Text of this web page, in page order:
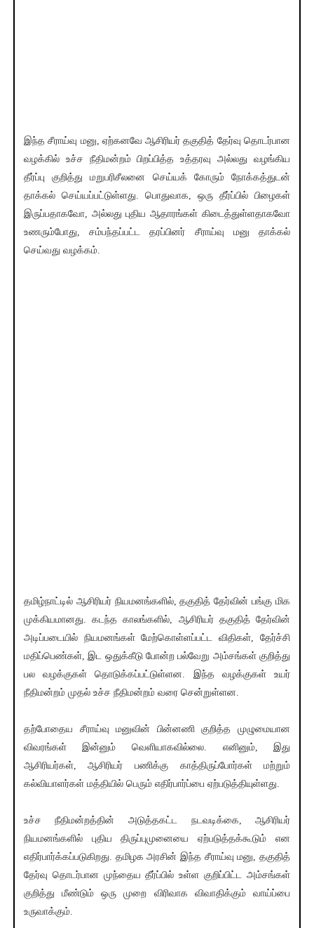
இந்த சீராய்வு மனு, ஏற்கனவே ஆசிரியர் தகுதித் தேர்வு தொடர்பான
வழக்கில் உச்ச நீதிமன்றம் பிறப்பித்த உத்தரவு அல்லது வழங்கிய
தீர்ப்பு குறித்து மறுபரிசீலனை செய்யக் கோரும் நோக்கத்துடன்
தாக்கல் செய்யப்பட்டுள்ளது. பொதுவாக, ஒரு தீர்ப்பில் பிழைகள்
இருப்பதாகவோ, அல்லது புதிய ஆதாரங்கள் கிடைத்துள்ளதாகவோ
உணரும்போது, சம்பந்தப்பட்ட தரப்பினர் சீராய்வு மனு தாக்கல்
செய்வது வழக்கம்.
தமிழ்நாட்டில் ஆசிரியர் நியமனங்களில், தகுதித் தேர்வின் பங்கு மிக
முக்கியமானது. கடந்த காலங்களில், ஆசிரியர் தகுதித் தேர்வின்
அடிப்படையில் நியமனங்கள் மேற்கொள்ளப்பட்ட விதிகள், தேர்ச்சி
மதிப்பெண்கள், இட ஒதுக்கீடு போன்ற பல்வேறு அம்சங்கள் குறித்து
பல வழக்குகள் தொடுக்கப்பட்டுள்ளன. இந்த வழக்குகள் உயர்
நீதிமன்றம் முதல் உச்ச நீதிமன்றம் வரை சென்றுள்ளன.
தற்போதைய சீராய்வு மனுவின் பின்னணி குறித்த முழுமையான
விவரங்கள் இன்னும் வெளியாகவில்லை. எனினும், இது
ஆசிரியர்கள், ஆசிரியர் பணிக்கு காத்திருப்போர்கள் மற்றும்
கல்வியாளர்கள் மத்தியில் பெரும் எதிர்பார்ப்பை ஏற்படுத்தியுள்ளது.
உச்ச நீதிமன்றத்தின் அடுத்தகட்ட நடவடிக்கை, ஆசிரியர்
நியமனங்களில் புதிய திருப்புமுனையை ஏற்படுத்தக்கூடும் என
எதிர்பார்க்கப்படுகிறது. தமிழக அரசின் இந்த சீராய்வு மனு, தகுதித்
தேர்வு தொடர்பான முந்தைய தீர்ப்பில் உள்ள குறிப்பிட்ட அம்சங்கள்
குறித்து மீண்டும் ஒரு முறை விரிவாக விவாதிக்கும் வாய்ப்பை
உருவாக்கும்.